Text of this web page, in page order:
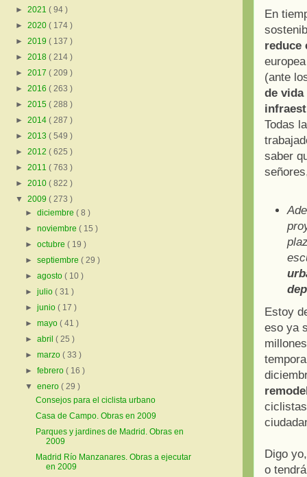
En
reduce
(ante
de vida
Todas
saber
Estoy
eso ya
Digo
o
► 2021 ( 94 )
► 2020 ( 174 )
► 2019 ( 137 )
► 2018 ( 214 )
► 2017 ( 209 )
► 2016 ( 263 )
► 2015 ( 288 )
► 2014 ( 287 )
► 2013 ( 549 )
► 2012 ( 625 )
► 2011 ( 763 )
► 2010 ( 822 )
▼ 2009 ( 273 )
►diciembre( 8 )
►noviembre( 15 )
►octubre( 19 )
►septiembre( 29 )
►agosto( 10 )
►julio( 31 )
►junio( 17 )
►mayo( 41 )
►abril( 25 )
►marzo( 33 )
►febrero( 16 )
▼enero( 29 )
Consejos para el ciclista urbano
Casa de Campo. Obras en 2009
Parques y jardines de Madrid. Obras en
2009
Madrid Río Manzanares. Obras a ejecutar
en 2009